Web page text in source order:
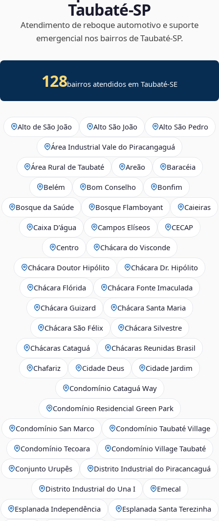
Taubaté‑SP
Atendimento de reboque automotivo e suporte
emergencial nos bairros de Taubaté‑SP.
128bairros atendidos emTaubaté-SE
Alto de São João Alto São João Alto São Pedro
Área Industrial Vale do Piracangaguá
Área Rural de Taubaté Areão Baracéia
Belém Bom Conselho Bonfim
Bosque da Saúde Bosque Flamboyant Caieiras
Caixa D’água Campos Elíseos CECAP
Centro Chácara do Visconde
Chácara Doutor Hipólito Chácara Dr. Hipólito
Chácara Flórida Chácara Fonte Imaculada
Chácara Guizard Chácara Santa Maria
Chácara São Félix Chácara Silvestre
Chácaras Cataguá Chácaras Reunidas Brasil
Chafariz Cidade Deus Cidade Jardim
Condomínio Cataguá Way
Condomínio Residencial Green Park
Condomínio San Marco Condomínio Taubaté Village
Condomínio Tecoara Condomínio Village Taubaté
Conjunto Urupês Distrito Industrial do Piracancaguá
Distrito Industrial do Una I Emecal
Esplanada Independência Esplanada Santa Terezinha